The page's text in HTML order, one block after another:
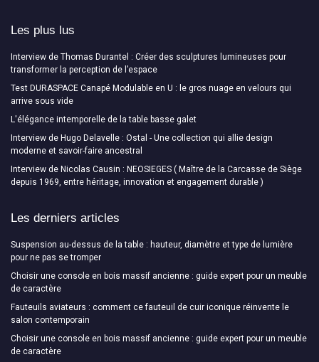
Les plus lus
Interview de Thomas Durantel : Créer des sculptures lumineuses pour
transformer la perception de l’espace
Test DURASPACE Canapé Modulable en U : le gros nuage en velours qui
arrive sous vide
L'élégance intemporelle de la table basse galet
Interview de Hugo Delavelle : Ostal - Une collection qui allie design
moderne et savoir-faire ancestral
Interview de Nicolas Causin : NEOSIEGES ( Maître de la Carcasse de Siège
depuis 1969, entre héritage, innovation et engagement durable )
Les derniers articles
Suspension au-dessus de la table : hauteur, diamètre et type de lumière
pour ne pas se tromper
Choisir une console en bois massif ancienne : guide expert pour un meuble
de caractère
Fauteuils aviateurs : comment ce fauteuil de cuir iconique réinvente le
salon contemporain
Choisir une console en bois massif ancienne : guide expert pour un meuble
de caractère